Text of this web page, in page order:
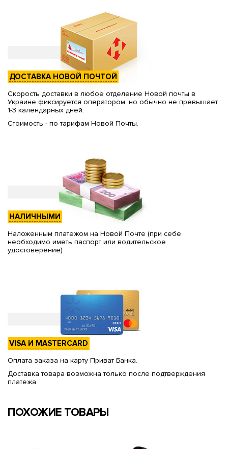
ДОСТАВКА НОВОЙ ПОЧТОЙ
Скорость доставки в любое отделение Новой почты в
Украине фиксируется оператором, но обычно не превышает
1-3 календарных дней.
Стоимость - по тарифам Новой Почты.
НАЛИЧНЫМИ
Наложенным платежом на Новой Почте (при себе
необходимо иметь паспорт или водительское
удостоверение)
VISA И MASTERCARD
Оплата заказа на карту Приват Банка.
Доставка товара возможна только после подтверждения
платежа.
ПОХОЖИЕ ТОВАРЫ